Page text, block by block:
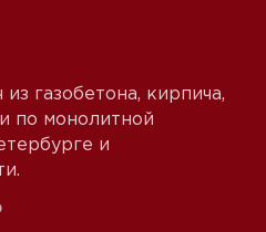
газобетона, кирпича,
по монолитной
и